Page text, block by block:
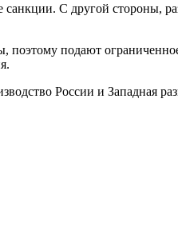
С другой стороны,
подают
России и Западная